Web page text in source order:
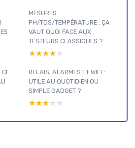
MESURES
PH/TDS/TEMPÉRATURE : ÇA
VAUT QUOI FACE AUX
TESTEURS CLASSIQUES ?
★★★★★
★★★★★
CE
RELAIS, ALARMES ET WIFI :
UTILE AU QUOTIDIEN OU
SIMPLE GADGET ?
★★★★★
★★★★★